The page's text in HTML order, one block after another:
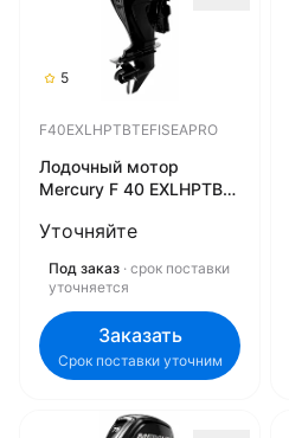
5
F40EXLHPTBTEFISEAPRO
Лодочный мотор
Mercury F 40 EXLHPTBT
F40EXLHPTBTEFISEAPRO
Уточняйте
Под заказ · срок поставки
уточняется
Заказать
Срок поставки уточним